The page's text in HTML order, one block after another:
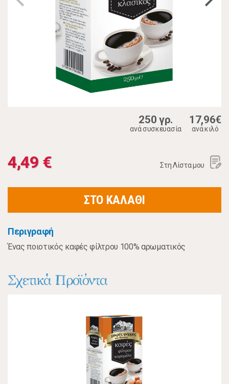
250 γρ.
ανά συσκευασία
17,96€
ανά κιλό
4,49 € Στη Λίστα μου
ΣΤΟ ΚΑΛΑΘΙ
Περιγραφή
Ένας ποιοτικός καφές φίλτρου 100% αρωματικός
Σχετικά Προϊόντα